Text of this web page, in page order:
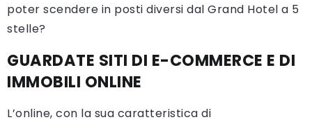
poter scendere in posti diversi dal Grand Hotel a 5
stelle?
GUARDATE SITI DI E-COMMERCE E DI
IMMOBILI ONLINE
L’online, con la sua caratteristica di